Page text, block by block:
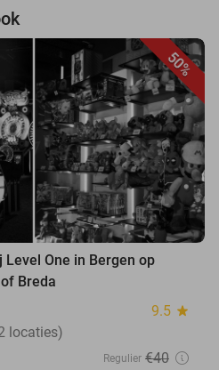
50%
One in Bergen op
Breda
9.5 star
locaties)
Regulier €40